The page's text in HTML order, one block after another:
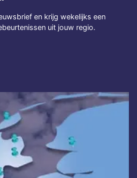
en krijg wekelijks een
uit jouw regio.